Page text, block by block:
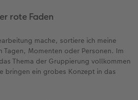
& VHS
für Anfänger
zur Wandgestaltung
Fotos
myPhotos
Castell
Anlässe
myPhotos
& schnell gestaltet
Geschenkideen
myPhotos
& Hilfe
rote Faden
mache, sortiere ich meine
Tagen, Momenten oder Personen. Im
Thema der Gruppierung vollkommen
bringen ein grobes Konzept in das